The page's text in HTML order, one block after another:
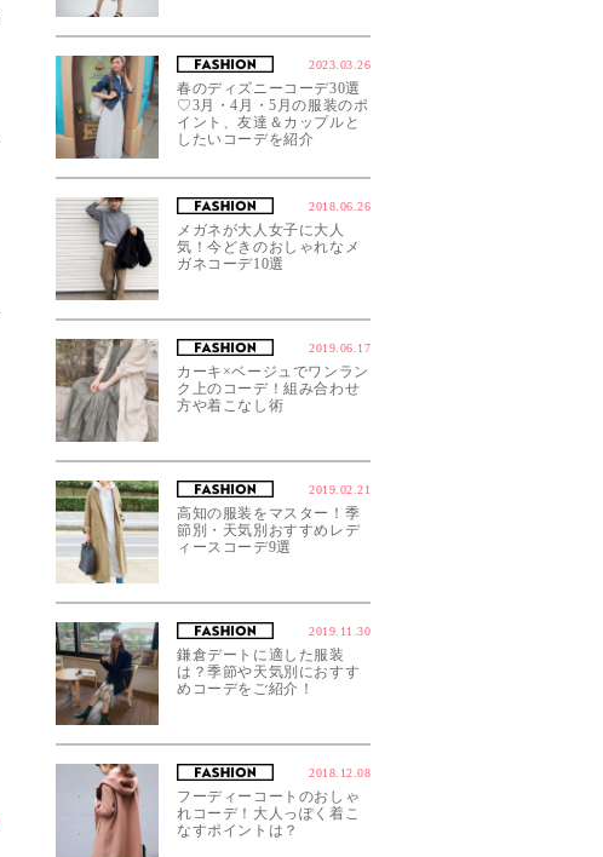
2023.03.26
春のディズニーコーデ30選
♡3月・4月・5月の服装のポ
イント、友達＆カップルと
したいコーデを紹介
2018.06.26
メガネが大人女子に大人
気！今どきのおしゃれなメ
ガネコーデ10選
2019.06.17
カーキ×ベージュでワンラン
ク上のコーデ！組み合わせ
方や着こなし術
2019.02.21
高知の服装をマスター！季
節別・天気別おすすめレデ
ィースコーデ9選
2019.11.30
鎌倉デートに適した服装
は？季節や天気別におすす
めコーデをご紹介！
2018.12.08
フーディーコートのおしゃ
れコーデ！大人っぽく着こ
なすポイントは？